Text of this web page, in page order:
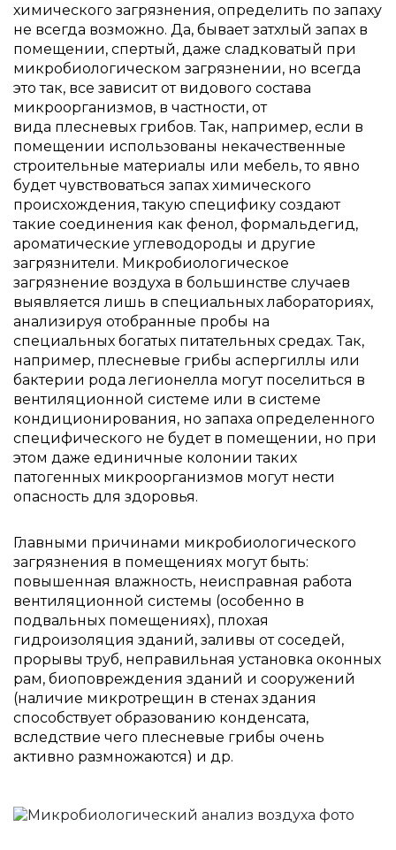
химического загрязнения, определить по запаху
не всегда возможно. Да, бывает затхлый запах в
помещении, спертый, даже сладковатый при
микробиологическом загрязнении, но всегда
это так, все зависит от видового состава
микроорганизмов, в частности, от
вида плесневых грибов. Так, например, если в
помещении использованы некачественные
строительные материалы или мебель, то явно
будет чувствоваться запах химического
происхождения, такую специфику создают
такие соединения как фенол, формальдегид,
ароматические углеводороды и другие
загрязнители. Микробиологическое
загрязнение воздуха в большинстве случаев
выявляется лишь в специальных лабораториях,
анализируя отобранные пробы на
специальных богатых питательных средах. Так,
например, плесневые грибы аспергиллы или
бактерии рода легионелла могут поселиться в
вентиляционной системе или в системе
кондиционирования, но запаха определенного
специфического не будет в помещении, но при
этом даже единичные колонии таких
патогенных микроорганизмов могут нести
опасность для здоровья.
Главными причинами микробиологического
загрязнения в помещениях могут быть:
повышенная влажность, неисправная работа
вентиляционной системы (особенно в
подвальных помещениях), плохая
гидроизоляция зданий, заливы от соседей,
прорывы труб, неправильная установка оконных
рам, биоповреждения зданий и сооружений
(наличие микротрещин в стенах здания
способствует образованию конденсата,
вследствие чего плесневые грибы очень
активно размножаются) и др.